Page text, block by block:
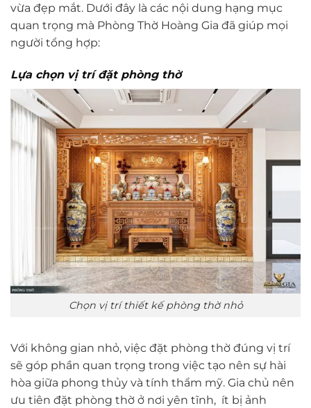
vừa đẹp mắt. Dưới đây là các nội dung hạng mục
quan trọng mà Phòng Thờ Hoàng Gia đã giúp mọi
người tổng hợp:
Lựa chọn vị trí đặt phòng thờ
Chọn vị trí thiết kế phòng thờ nhỏ
Với không gian nhỏ, việc đặt phòng thờ đúng vị trí
sẽ góp phần quan trọng trong việc tạo nên sự hài
hòa giữa phong thủy và tính thẩm mỹ. Gia chủ nên
ưu tiên đặt phòng thờ ở nơi yên tĩnh, ít bị ảnh